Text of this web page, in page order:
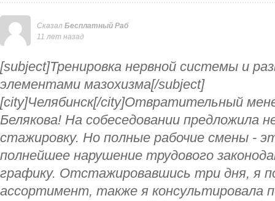
Сказал Бесплатный Раб
11 лет назад
[subject]Тренировка нервной системы и
элементами мазохизма[/subject]
[city]Челябинск[/city]Отвратительный
Белякова! На собеседовании предложила
стажировку. Но полные рабочие смены -
полнейшее нарушение трудового
графику. Отстажировавшись три дня, я
ассортимент, также я консультировала